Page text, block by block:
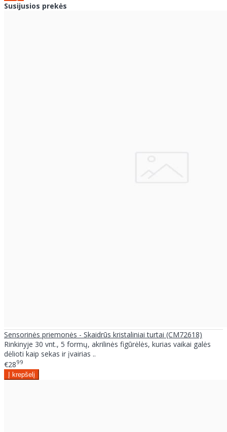
Susijusios prekės
Sensorinės priemonės - Skaidrūs kristaliniai turtai (CM72618)
Rinkinyje 30 vnt., 5 formų, akrilinės figūrėlės, kurias vaikai galės
dėlioti kaip sekas ir įvairias ..
€2899